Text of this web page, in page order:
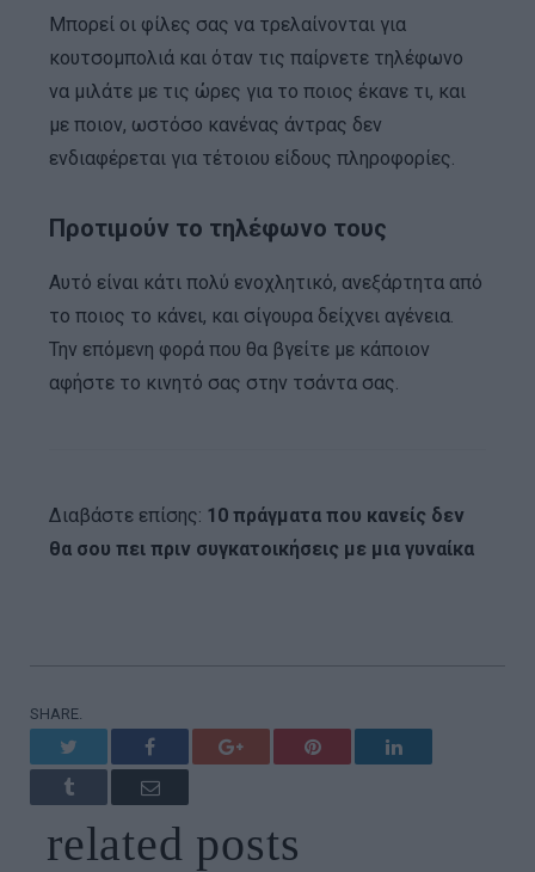
Μπορεί οι φίλες σας να τρελαίνονται για
κουτσομπολιά και όταν τις παίρνετε τηλέφωνο
να μιλάτε με τις ώρες για το ποιος έκανε τι, και
με ποιον, ωστόσο κανένας άντρας δεν
ενδιαφέρεται για τέτοιου είδους πληροφορίες.
Προτιμούν το τηλέφωνο τους
Αυτό είναι κάτι πολύ ενοχλητικό, ανεξάρτητα από
το ποιος το κάνει, και σίγουρα δείχνει αγένεια.
Την επόμενη φορά που θα βγείτε με κάποιον
αφήστε το κινητό σας στην τσάντα σας.
Διαβάστε επίσης: 10 πράγματα που κανείς δεν
θα σου πει πριν συγκατοικήσεις με μια γυναίκα
SHARE.
Facebook Google+ Pinterest LinkedIn
Tumblr Email
related posts